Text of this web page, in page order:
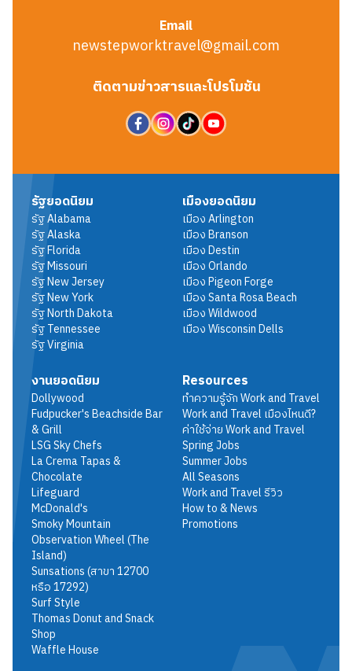
Email
newstepworktravel@gmail.com
ติดตามข่าวสารและโปรโมชัน
รัฐยอดนิยม
รัฐAlabama
รัฐAlaska
รัฐFlorida
รัฐMissouri
รัฐNew Jersey
รัฐNew York
รัฐNorth Dakota
รัฐTennessee
รัฐVirginia
เมืองยอดนิยม
เมืองArlington
เมืองBranson
เมืองDestin
เมืองOrlando
เมืองPigeon Forge
เมืองSanta Rosa Beach
เมืองWildwood
เมืองWisconsin Dells
งานยอดนิยม
Dollywood
Fudpucker's Beachside Bar
& Grill
LSG Sky Chefs
La Crema Tapas &
Chocolate
Lifeguard
McDonald's
Smoky Mountain
Observation Wheel (The
Island)
Sunsations (สาขา 12700
หรือ 17292)
Surf Style
Thomas Donut and Snack
Shop
Waffle House
Resources
ทำความรู้จัก Work and Travel
Work and Travel เมืองไหนดี?
ค่าใช้จ่าย Work and Travel
Spring Jobs
Summer Jobs
All Seasons
Work and Travel รีวิว
How to & News
Promotions